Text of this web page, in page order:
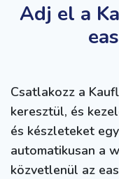
Adj el a
Csatlakozz a
keresztül, és
és készleteket
automatikusan a
közvetlenül az